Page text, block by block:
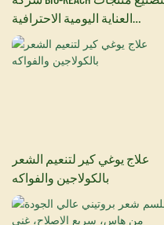
العناية اليومية الاحترافية
بالشعر، تقدم شامبو معالج
علاج يوغي كير لتنعيم الشعر
بالكولاجين والفواكه